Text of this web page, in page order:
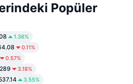
Popüler
1.36%
0.11%
0.57%
3.18%
3.55%